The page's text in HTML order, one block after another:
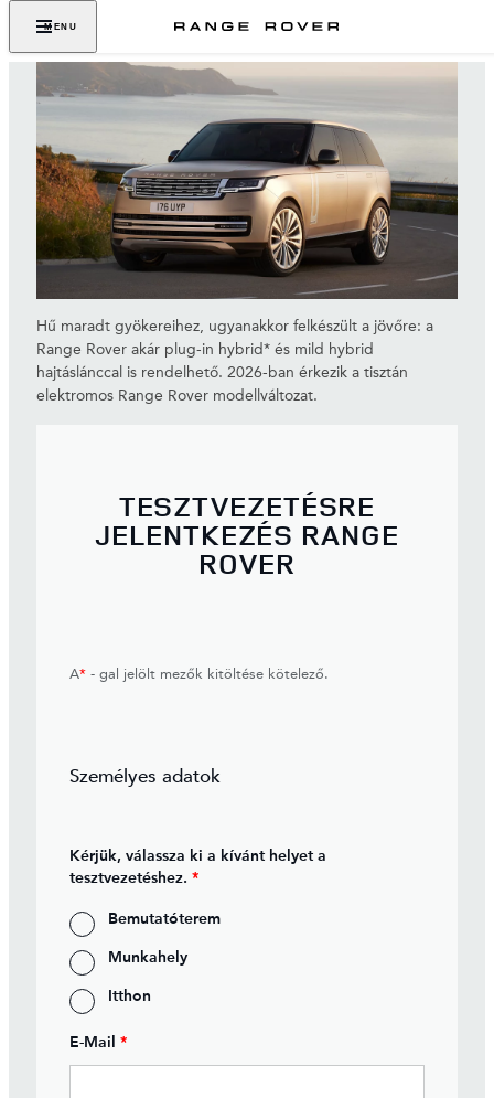
MENU
Hű maradt gyökereihez, ugyanakkor felkészült a jövőre: a
Range Rover akár plug-in hybrid* és mild hybrid
hajtáslánccal is rendelhető. 2026-ban érkezik a tisztán
elektromos Range Rover modellváltozat.
TESZTVEZETÉSRE
JELENTKEZÉS RANGE
ROVER
A* - gal jelölt mezők kitöltése kötelező.
Személyes adatok
Kérjük, válassza ki a kívánt helyet a
tesztvezetéshez. *
Bemutatóterem
Munkahely
Itthon
E-Mail *